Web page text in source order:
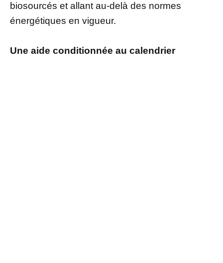
biosourcés et allant au-delà des normes
énergétiques en vigueur.
Une aide conditionnée au calendrier